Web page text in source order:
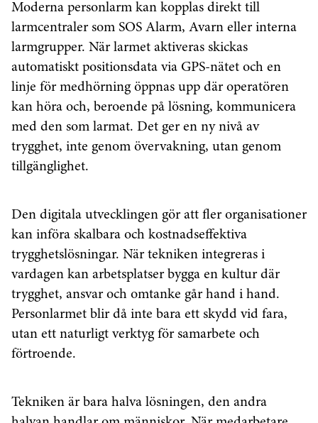
Moderna personlarm kan kopplas direkt till
larmcentraler som SOS Alarm, Avarn eller interna
larmgrupper. När larmet aktiveras skickas
automatiskt positionsdata via GPS-nätet och en
linje för medhörning öppnas upp där operatören
kan höra och, beroende på lösning, kommunicera
med den som larmat. Det ger en ny nivå av
trygghet, inte genom övervakning, utan genom
tillgänglighet.
Den digitala utvecklingen gör att fler organisationer
kan införa skalbara och kostnadseffektiva
trygghetslösningar. När tekniken integreras i
vardagen kan arbetsplatser bygga en kultur där
trygghet, ansvar och omtanke går hand i hand.
Personlarmet blir då inte bara ett skydd vid fara,
utan ett naturligt verktyg för samarbete och
förtroende.
Tekniken är bara halva lösningen, den andra